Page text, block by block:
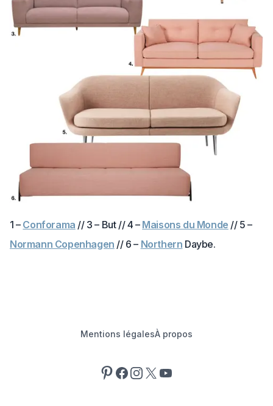
1 – Conforama // 3 – But // 4 – Maisons du Monde // 5 –
Normann Copenhagen // 6 – Northern Daybe.
Mentions légalesÀ propos
Pinterest
Facebook
Instagram
X YouTube